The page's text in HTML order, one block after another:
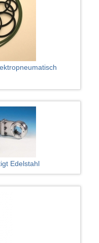
Edelstahl